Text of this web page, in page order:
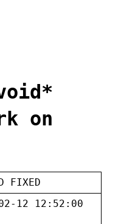
on
FIXED
12 12:52:00